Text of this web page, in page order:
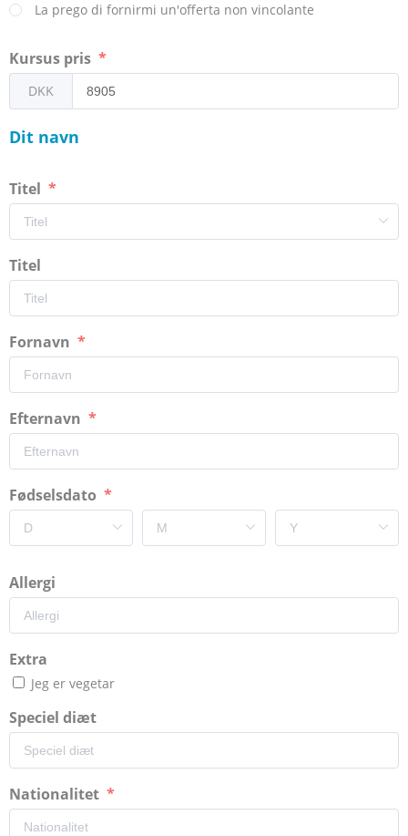
La prego di fornirmi un'offerta non vincolante
Kursus pris
DKK
Dit navn
Titel
Titel
Fornavn
Efternavn
Fødselsdato
Allergi
Extra
Jeg er vegetar
Speciel diæt
Nationalitet